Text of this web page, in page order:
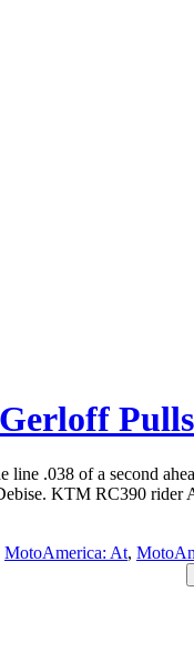
.038 of a second
KTM RC390 rider
MotoAmerica: At,